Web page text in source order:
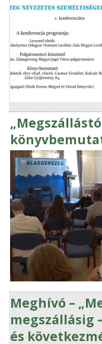
Meghívó –
megszállásig
és